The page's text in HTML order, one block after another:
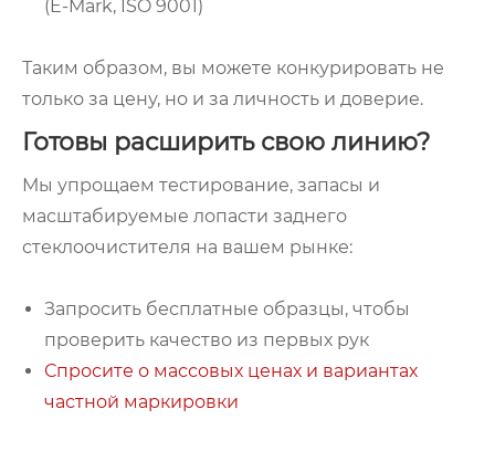
(E-Mark, ISO 9001)
Таким образом, вы можете конкурировать не
только за цену, но и за личность и доверие.
Готовы расширить свою линию?
Мы упрощаем тестирование, запасы и
масштабируемые лопасти заднего
стеклоочистителя на вашем рынке:
Запросить бесплатные образцы, чтобы
проверить качество из первых рук
Спросите о массовых ценах и вариантах
частной маркировки